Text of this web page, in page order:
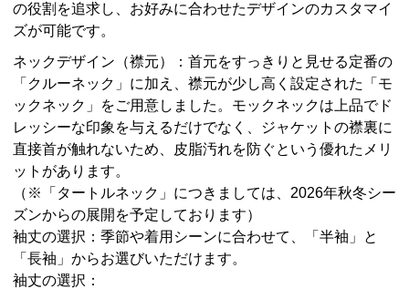
の役割を追求し、お好みに合わせたデザインのカスタマイ
ズが可能です。
ネックデザイン（襟元）：首元をすっきりと見せる定番の
「クルーネック」に加え、襟元が少し高く設定された「モ
ックネック」をご用意しました。モックネックは上品でド
レッシーな印象を与えるだけでなく、ジャケットの襟裏に
直接首が触れないため、皮脂汚れを防ぐという優れたメリ
ットがあります。
（※「タートルネック」につきましては、2026年秋冬シー
ズンからの展開を予定しております）
袖丈の選択：季節や着用シーンに合わせて、「半袖」と
「長袖」からお選びいただけます。
袖丈の選択：